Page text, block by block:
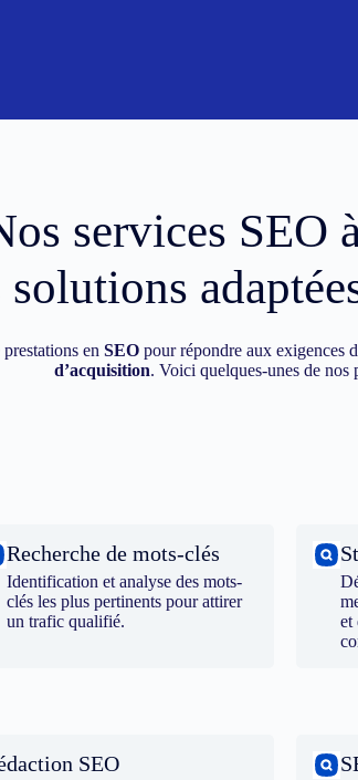
services SEO
solutions
en SEO pour répondre aux exigences
d’acquisition. Voici quelques-unes de nos
Recherche de mots-clés
Identification et analyse des mots-
clés les plus pertinents pour attirer
un trafic qualifié.
et
SEO